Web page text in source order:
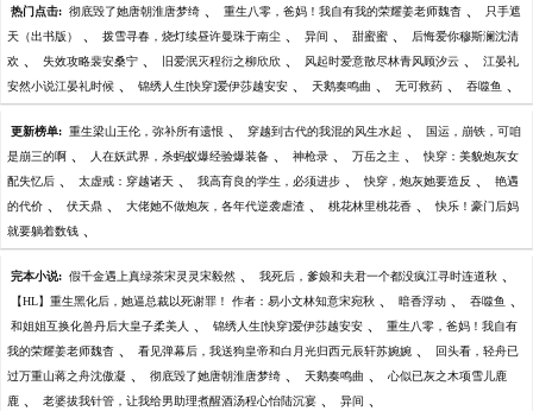
热门点击: 彻底毁了她唐朝淮唐梦绮 、 重生八零，爸妈！我自有我的荣耀姜老师魏杳 、 只手遮
天（出书版） 、 拨雪寻春，烧灯续昼许曼珠于南尘 、 异间 、 甜蜜蜜 、 后悔爱你穆斯澜沈清
欢 、 失效攻略裴安桑宁 、 旧爱泯灭程衍之柳欣欣 、 风起时爱意散尽林青风顾汐云 、 江晏礼
安然小说江晏礼时候 、 锦绣人生[快穿]爱伊莎越安安 、 天鹅奏鸣曲 、 无可救药 、 吞噬鱼 、
更新榜单: 重生梁山王伦，弥补所有遗恨 、 穿越到古代的我混的风生水起 、 国运，崩铁，可咱
是崩三的啊 、 人在妖武界，杀蚂蚁爆经验爆装备 、 神枪录 、 万岳之主 、 快穿：美貌炮灰女
配失忆后 、 太虚戒：穿越诸天 、 我高育良的学生，必须进步 、 快穿，炮灰她要造反 、 艳遇
的代价 、 伏天鼎 、 大佬她不做炮灰，各年代逆袭虐渣 、 桃花林里桃花香 、 快乐！豪门后妈
就要躺着数钱 、
完本小说: 假千金遇上真绿茶宋灵灵宋毅然 、 我死后，爹娘和夫君一个都没疯江寻时连道秋 、
【HL】重生黑化后，她逼总裁以死谢罪！ 作者：易小文林知意宋宛秋 、 暗香浮动 、 吞噬鱼 、
和姐姐互换化兽丹后大皇子柔美人 、 锦绣人生[快穿]爱伊莎越安安 、 重生八零，爸妈！我自有
我的荣耀姜老师魏杳 、 看见弹幕后，我送狗皇帝和白月光归西元辰轩苏婉婉 、 回头看，轻舟已
过万重山蒋之舟沈傲凝 、 彻底毁了她唐朝淮唐梦绮 、 天鹅奏鸣曲 、 心似已灰之木项雪儿鹿
鹿 、 老婆拔我针管，让我给男助理煮醒酒汤程心怡陆沉宴 、 异间 、